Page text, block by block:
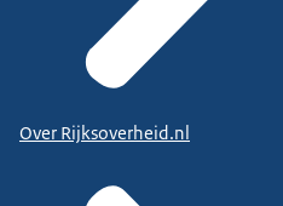
Over Rijksoverheid.nl